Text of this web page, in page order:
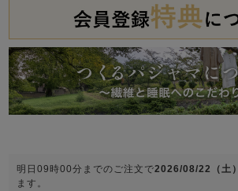
ズ
パジャマ
明日09時00分 までのご注文で2026/08/22（土）
ます。